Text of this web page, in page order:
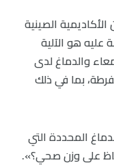
الصينية
عليه هو الآلية
والدماغ لدى
بما في ذلك
المحددة التي
على وزن صحي؟».